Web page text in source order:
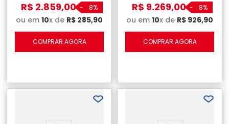
R$ 2.859,00 - 8%
ou em 10x de R$ 285,90
COMPRAR AGORA
R$ 9.269,00 - 8%
ou em 10x de R$ 926,90
COMPRAR AGORA